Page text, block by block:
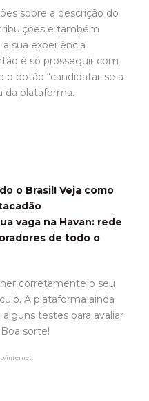
sobre a descrição do
e também
sua experiência
é só prosseguir com
o botão “candidatar-se a
da plataforma.
o Brasil! Veja como
vaga na Havan: rede
de todo o
corretamente o seu
A plataforma ainda
testes para avaliar
sorte!
internet.